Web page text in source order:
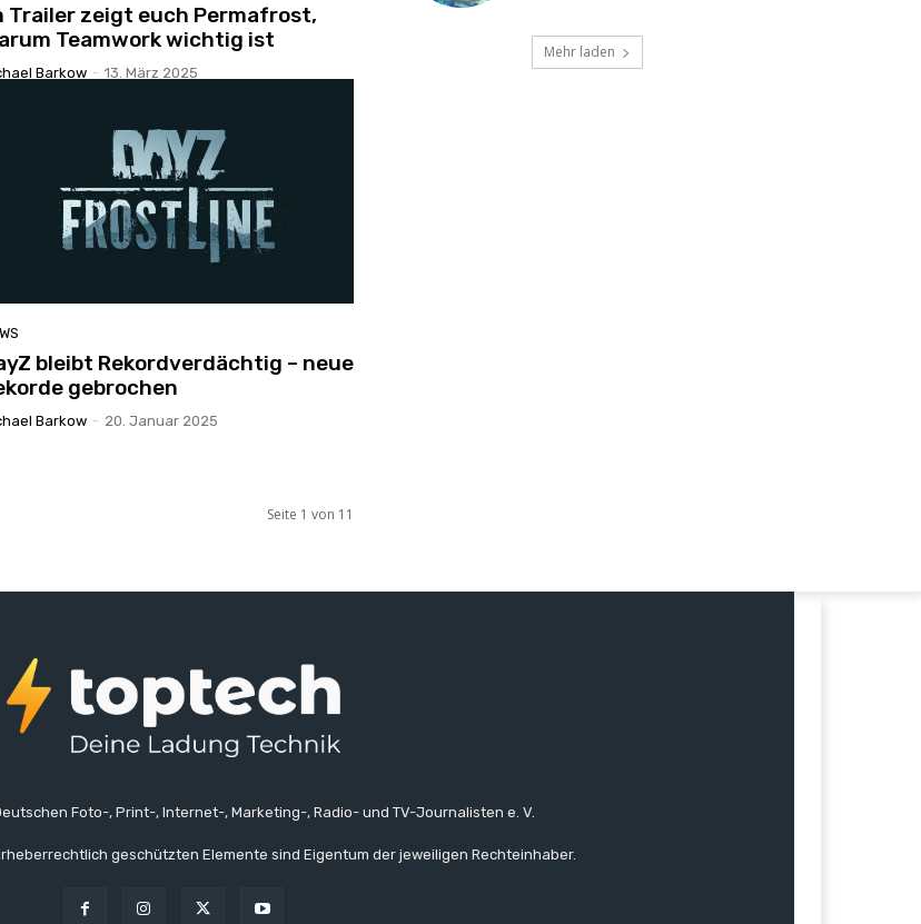
Trailer zeigt euch Permafrost,
Teamwork wichtig ist
Barkow - 13. März 2025
bleibt Rekordverdächtig – neue
gebrochen
Barkow - 20. Januar 2025
Seite 1 von 11
Mehr laden
Foto-, Print-, Internet-, Marketing-, Radio- und TV-Journalisten e. V.
geschützten Elemente sind Eigentum der jeweiligen Rechteinhaber.